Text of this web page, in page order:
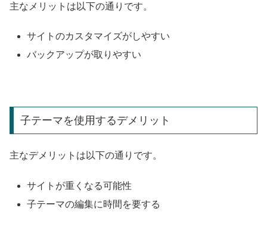
主なメリットは以下の通りです。
サイトのカスタマイズがしやすい
バックアップが取りやすい
子テーマを使用するデメリット
主なデメリットは以下の通りです。
サイトが重くなる可能性
子テーマの編集に時間を要する